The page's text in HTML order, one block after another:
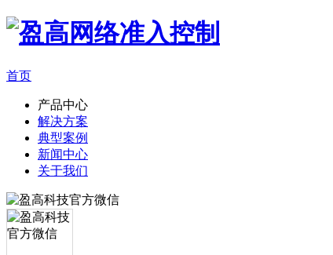
首页
产品中心
解决方案
典型案例
新闻中心
关于我们